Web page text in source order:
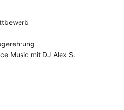
Music mit DJ Alex S.